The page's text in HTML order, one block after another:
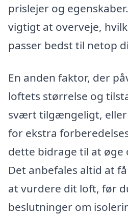
prislejer og
vigtigt at overveje,
passer bedst til netop
En anden faktor, der
loftets størrelse og
svært tilgængeligt, eller
for ekstra
dette bidrage til at øge
Det anbefales altid at
at vurdere dit loft, før
beslutninger om